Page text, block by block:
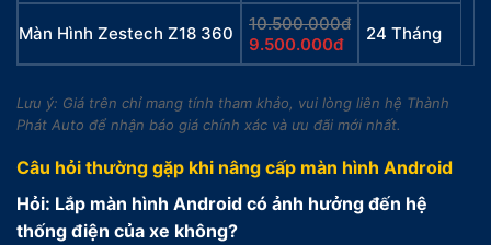
Màn Hình Zestech Z18 360
10.500.000đ
9.500.000đ
24 Tháng
Lưu ý: Giá trên chỉ mang tính tham khảo, vui lòng liên hệ Thành
Phát Auto để nhận báo giá chính xác và ưu đãi mới nhất.
Câu hỏi thường gặp khi nâng cấp màn hình Android
Hỏi: Lắp màn hình Android có ảnh hưởng đến hệ
thống điện của xe không?